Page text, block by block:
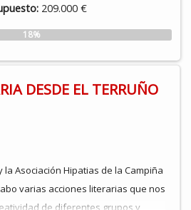
209.000 €
18%
DESDE EL TERRUÑO
Asociación Hipatias de la Campiña
varias acciones literarias que nos
de diferentes grupos y